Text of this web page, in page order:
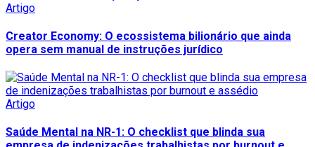
Artigo
Creator Economy: O ecossistema bilionário que ainda
opera sem manual de instruções jurídico
Artigo
Saúde Mental na NR-1: O checklist que blinda sua